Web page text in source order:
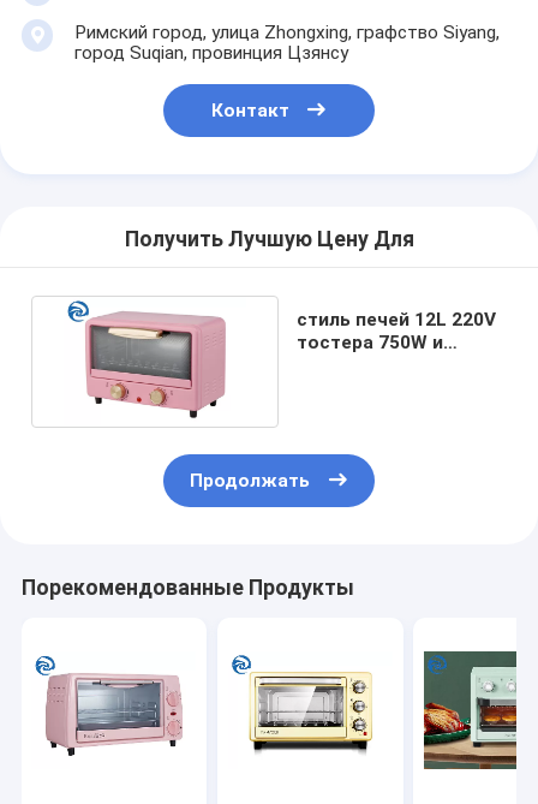
Римский город, улица Zhongxing, графство Siyang,
город Suqian, провинция Цзянсу
Контакт
Получить Лучшую Цену Для
стиль печей 12L 220V
тостера 750W и
Продолжать
Порекомендованные Продукты